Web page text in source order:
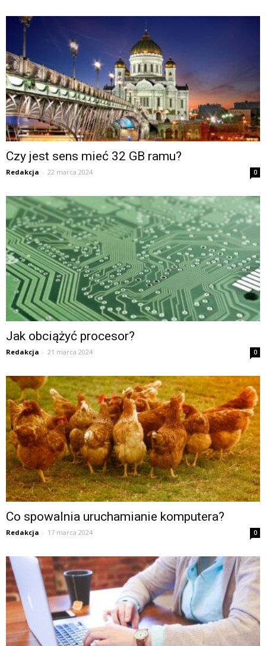
Czy jest sens mieć 32 GB ramu?
Redakcja - 22 marca 2024 0
Jak obciążyć procesor?
Redakcja - 21 marca 2024 0
Co spowalnia uruchamianie komputera?
Redakcja - 17 marca 2024 0